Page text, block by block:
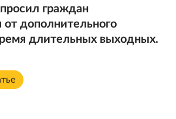
граждан
от дополнительного
длительных выходных.